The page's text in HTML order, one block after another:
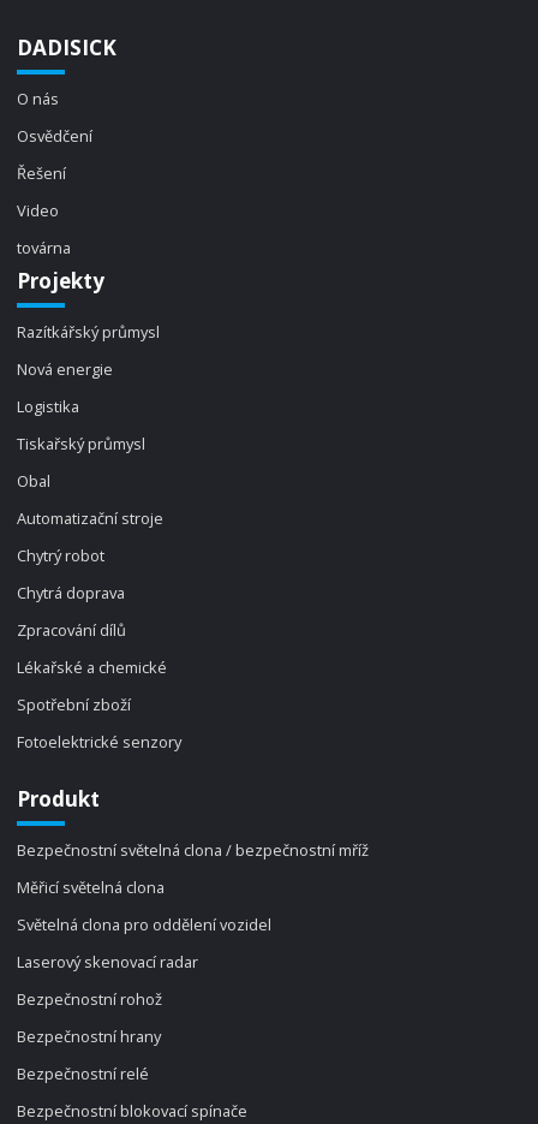
DADISICK
O nás
Osvědčení
Řešení
Video
továrna
Projekty
Razítkářský průmysl
Nová energie
Logistika
Tiskařský průmysl
Obal
Automatizační stroje
Chytrý robot
Chytrá doprava
Zpracování dílů
Lékařské a chemické
Spotřební zboží
Fotoelektrické senzory
Produkt
Bezpečnostní světelná clona / bezpečnostní mříž
Měřicí světelná clona
Světelná clona pro oddělení vozidel
Laserový skenovací radar
Bezpečnostní rohož
Bezpečnostní hrany
Bezpečnostní relé
Bezpečnostní blokovací spínače